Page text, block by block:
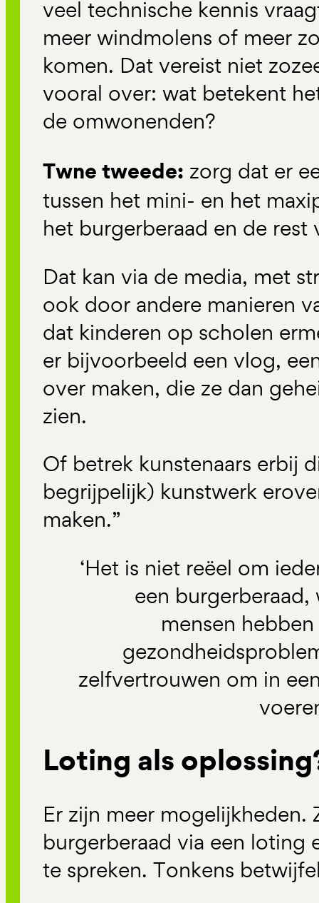
veel technische kennis
meer windmolens of meer
komen. Dat vereist niet
vooral over: wat betekent
de omwonenden?
Twne tweede: zorg dat er
tussen het mini- en het
het burgerberaad en de rest
Dat kan via de media, met
ook door andere manieren
dat kinderen op scholen
er bijvoorbeeld een vlog,
over maken, die ze dan
zien.
Of betrek kunstenaars erbij
begrijpelijk) kunstwerk
maken.”
‘Het is niet reëel om
een
mensen
zelfvertrouwen om in
Loting als
Er zijn meer mogelijkheden.
burgerberaad via een loting
te spreken. Tonkens